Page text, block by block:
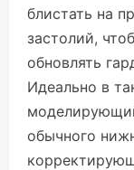
блистать на
застолий,
обновлять
Идеально в
обычного